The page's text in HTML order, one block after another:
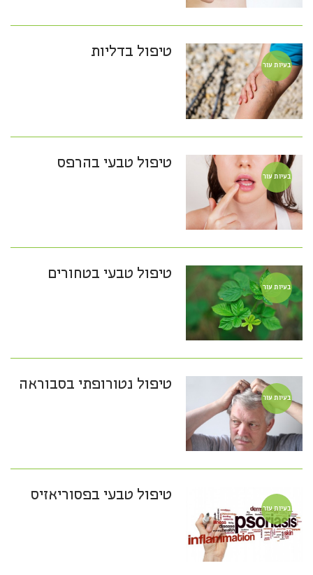
בעיות עור
טיפול בדליות
בעיות עור
טיפול טבעי בהרפס
בעיות עור
טיפול טבעי בטחורים
בעיות עור
טיפול נטורופתי בסבוראה
בעיות עור
טיפול טבעי בפסוריאזיס